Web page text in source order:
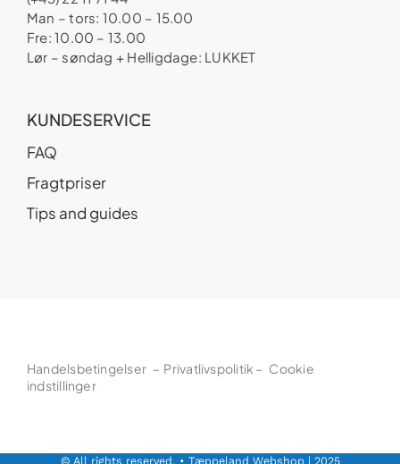
Man – tors: 10.00 – 15.00
Fre: 10.00 – 13.00
Lør – søndag + Helligdage: LUKKET
KUNDESERVICE
FAQ
Fragtpriser
Tips and guides
Handelsbetingelser – Privatlivspolitik – Cookie
indstillinger
© All rights reserved. • Tæppeland Webshop | 2025